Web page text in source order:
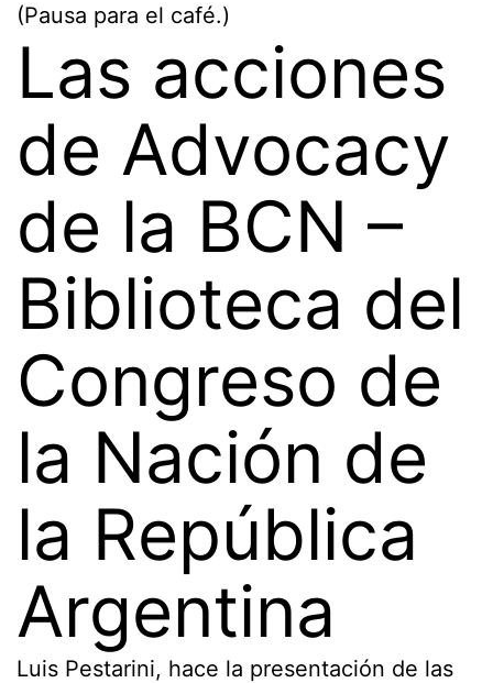
(Pausa para el café.)
Las acciones
de Advocacy
de la BCN –
Biblioteca del
Congreso de
la Nación de
la República
Argentina
Luis Pestarini, hace la presentación de las